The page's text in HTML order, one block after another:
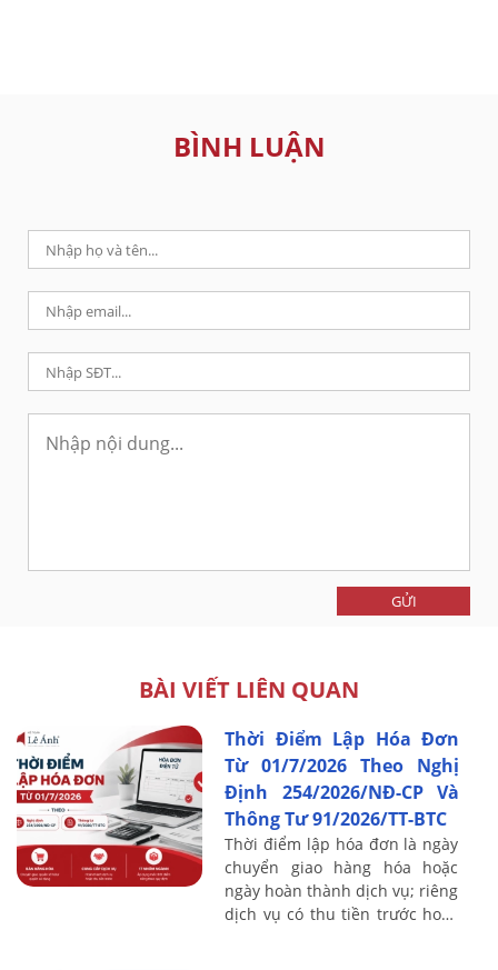
BÌNH LUẬN
GỬI
BÀI VIẾT LIÊN QUAN
Thời Điểm Lập Hóa Đơn
Từ 01/7/2026 Theo Nghị
Định 254/2026/NĐ-CP Và
Thông Tư 91/2026/TT-BTC
Thời điểm lập hóa đơn là ngày
chuyển giao hàng hóa hoặc
ngày hoàn thành dịch vụ; riêng
dịch vụ có thu tiền trước hoặc